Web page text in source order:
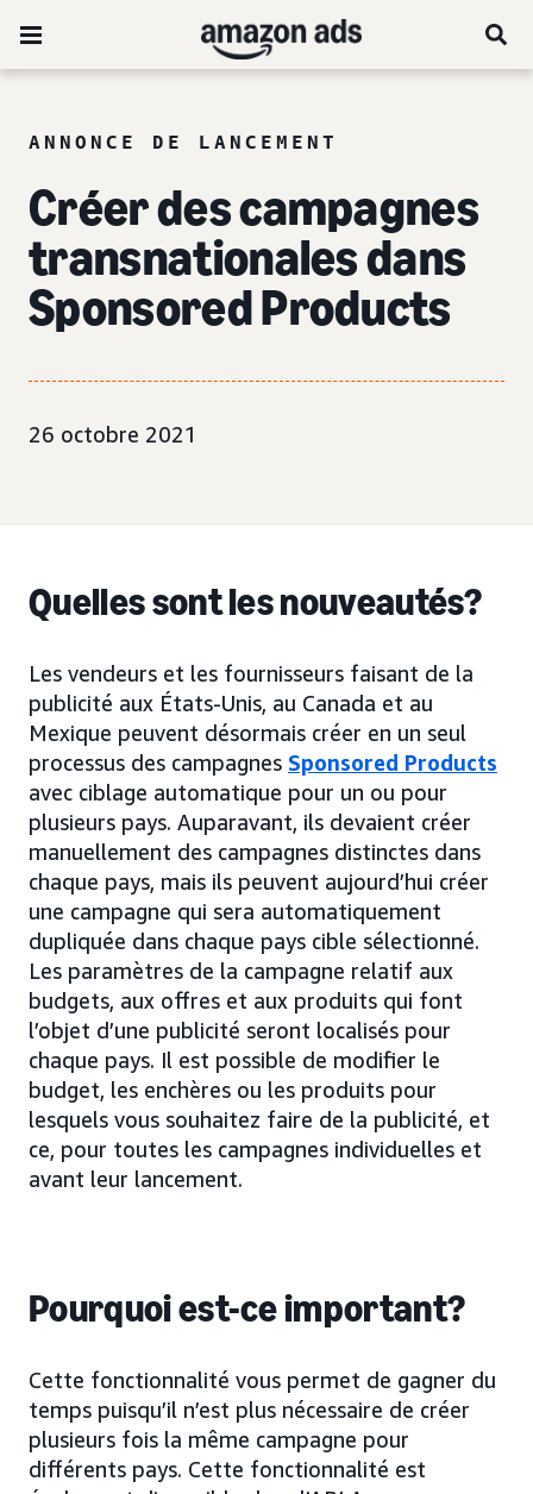
ANNONCE DE LANCEMENT
Créer des campagnes
transnationales dans
Sponsored Products
26 octobre 2021
Quelles sont les nouveautés?
Les vendeurs et les fournisseurs faisant de la
publicité aux États-Unis, au Canada et au
Mexique peuvent désormais créer en un seul
processus des campagnes Sponsored Products
avec ciblage automatique pour un ou pour
plusieurs pays. Auparavant, ils devaient créer
manuellement des campagnes distinctes dans
chaque pays, mais ils peuvent aujourd’hui créer
une campagne qui sera automatiquement
dupliquée dans chaque pays cible sélectionné.
Les paramètres de la campagne relatif aux
budgets, aux offres et aux produits qui font
l’objet d’une publicité seront localisés pour
chaque pays. Il est possible de modifier le
budget, les enchères ou les produits pour
lesquels vous souhaitez faire de la publicité, et
ce, pour toutes les campagnes individuelles et
avant leur lancement.
Pourquoi est-ce important?
Cette fonctionnalité vous permet de gagner du
temps puisqu’il n’est plus nécessaire de créer
plusieurs fois la même campagne pour
différents pays. Cette fonctionnalité est